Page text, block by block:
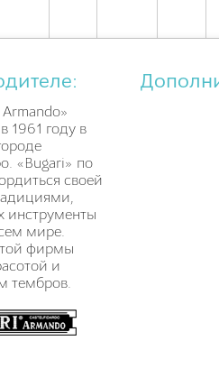
1961 году в
«Bugari» по
своей
инструменты
мире.
фирмы
и
тембров.